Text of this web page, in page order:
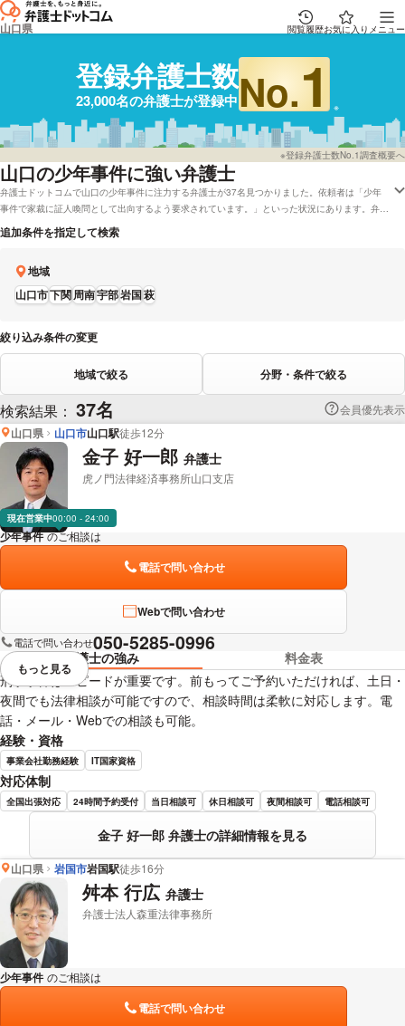
山口県 閲覧履歴お気に入り メニュー
登録弁護士数
23,000名の弁護士が登録中No.1
※登録弁護士数No.1調査概要へ
山口の少年事件に強い弁護士
弁護士ドットコムで山口の少年事件に注力する弁護士が37名見つかりました。依頼者は「少年
事件で家裁に証人喚問として出向するよう要求されています。」といった状況にあります。弁護
士ドットコムでは弁護士費用などの相談を電話でも対応している弁護士や着手金無料で受付して
いる山口の弁護士など、色々な希望の条件で弁護士を比較することができます。例えば「口コミ
律事務所の弁護士を料金で検討したい」などのニーズにも応えることができます。弁護士の中に
は「豊富な経験を生かして、迅速に解決していきます。」とおっしゃる方もいます。少年事件で
課題を抱えている方は資格や能力などの条件を踏まえて、条件に沿う弁護士に相談をしてみてく
追加条件を指定して検索
地域
山口市下関周南宇部岩国萩
絞り込み条件の変更
地域で絞る 分野・条件で絞る
検索結果： 37名 会員優先表示
山口県 山口市山口駅徒歩12分
金子 好一郎 弁護士
虎ノ門法律経済事務所山口支店
現在営業中00:00 - 24:00
少年事件 のご相談は
電話で問い合わせ
Webで問い合わせ
電話で問い合わせ050-5285-0996
弁護士の強み
料金表
刑事事件はスピードが重要です。前もってご予約いただければ、土日・
夜間でも法律相談が可能ですので、相談時間は柔軟に対応します。電
話・メール・Webでの相談も可能。
経験・資格
事業会社勤務経験 IT国家資格
対応体制
全国出張対応 24時間予約受付 当日相談可 休日相談可 夜間相談可 電話相談可
金子 好一郎 弁護士の詳細情報を見る
視覚的に省略されている要素を
もっと見る
山口県 岩国市岩国駅徒歩16分
舛本 行広 弁護士
弁護士法人森重法律事務所
少年事件 のご相談は
電話で問い合わせ